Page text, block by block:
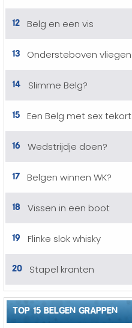
12 Belg en een vis
13 Ondersteboven vliegen
14 Slimme Belg?
15 Een Belg met sex tekort
16 Wedstrijdje doen?
17 Belgen winnen WK?
18 Vissen in een boot
19 Flinke slok whisky
20 Stapel kranten
TOP 15 BELGEN GRAPPEN